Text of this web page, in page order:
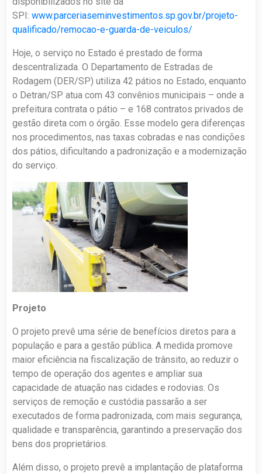
SPI:www.parceriaseminvestimentos.sp.gov.br/projeto-
qualificado/remocao-e-guarda-de-veiculos/
Hoje, o serviço no Estado é prestado de forma
descentralizada. O Departamento de Estradas de
Rodagem (DER/SP) utiliza 42 pátios no Estado, enquanto
o Detran/SP atua com 43 convênios municipais – onde a
prefeitura contrata o pátio – e 168 contratos privados de
gestão direta com o órgão. Esse modelo gera diferenças
nos procedimentos, nas taxas cobradas e nas condições
dos pátios, dificultando a padronização e a modernização
do serviço.
Projeto
O projeto prevê uma série de benefícios diretos para a
população e para a gestão pública. A medida promove
maior eficiência na fiscalização de trânsito, ao reduzir o
tempo de operação dos agentes e ampliar sua
capacidade de atuação nas cidades e rodovias. Os
serviços de remoção e custódia passarão a ser
executados de forma padronizada, com mais segurança,
qualidade e transparência, garantindo a preservação dos
bens dos proprietários.
Além disso, o projeto prevê a implantação de plataforma